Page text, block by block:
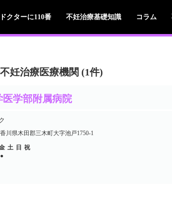
ドクターに110番 不妊治療基礎知識 コラム
妊治療医療機関 (1件)
医学部附属病院
川県木田郡三木町大字池戸1750-1
土 日 祝
●